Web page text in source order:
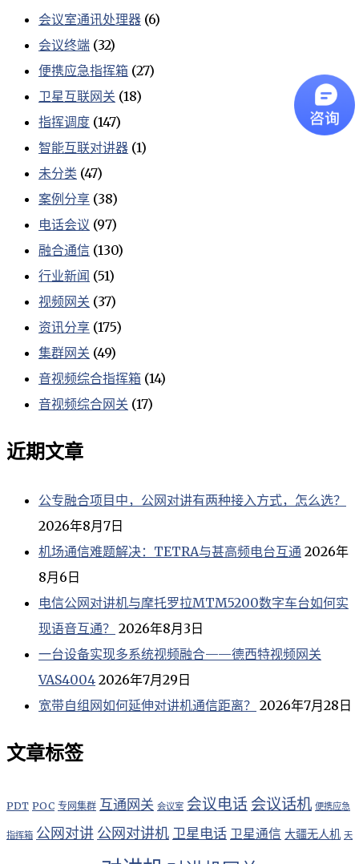
会议室通讯处理器 (6)
会议终端 (32)
便携应急指挥箱 (27)
卫星互联网关 (18)
指挥调度 (147)
智能互联对讲器 (1)
未分类 (47)
案例分享 (38)
电话会议 (97)
融合通信 (130)
行业新闻 (51)
视频网关 (37)
资讯分享 (175)
集群网关 (49)
音视频综合指挥箱 (14)
音视频综合网关 (17)
近期文章
公专融合项目中，公网对讲有两种接入方式，怎么选？
2026年8月7日
机场通信难题解决：TETRA与甚高频电台互通 2026年
8月6日
电信公网对讲机与摩托罗拉MTM5200数字车台如何实
现语音互通？ 2026年8月3日
一台设备实现多系统视频融合——德西特视频网关
VAS4004 2026年7月29日
宽带自组网如何延伸对讲机通信距离？ 2026年7月28日
文章标签
PDT POC 专网集群 互通网关 会议室 会议电话 会议话机 便携应急
指挥箱 公网对讲 公网对讲机 卫星电话 卫星通信 大疆无人机 天